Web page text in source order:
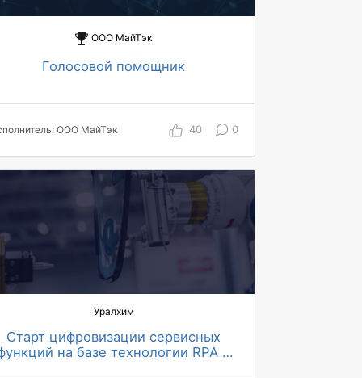
ООО МайТэк
Голосовой помощник
ООО МайТэк 40 0
Уралхим
Старт цифровизации сервисных
на базе технологии RPA и